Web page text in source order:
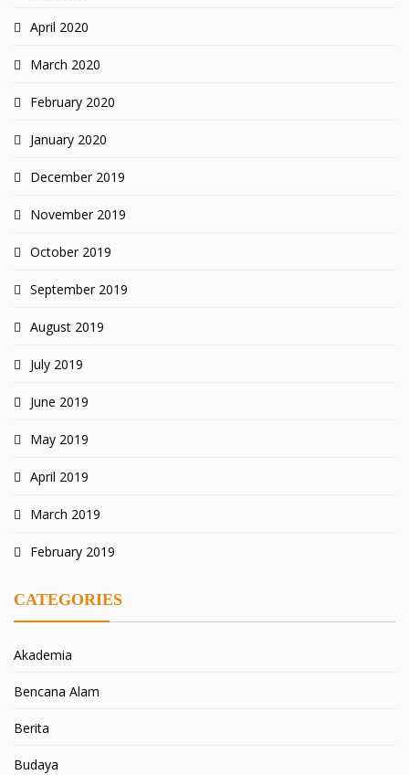
April 2020
March 2020
February 2020
January 2020
December 2019
November 2019
October 2019
September 2019
August 2019
July 2019
June 2019
May 2019
April 2019
March 2019
February 2019
CATEGORIES
Akademia
Bencana Alam
Berita
Budaya